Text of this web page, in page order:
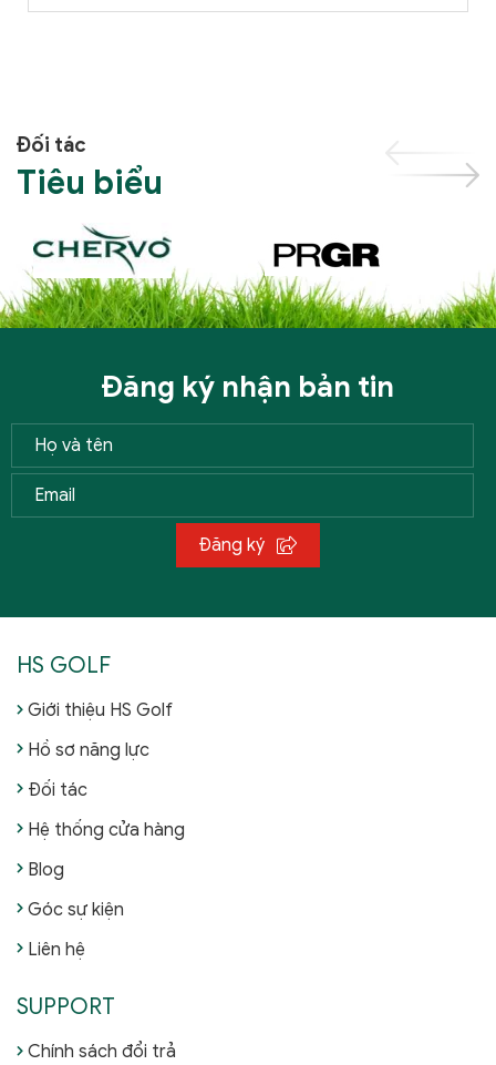
Đối tác
Tiêu biểu
Đăng ký nhận bản tin
Đăng ký
HS GOLF
Giới thiệu HS Golf
Hồ sơ năng lực
Đối tác
Hệ thống cửa hàng
Blog
Góc sự kiện
Liên hệ
SUPPORT
Chính sách đổi trả